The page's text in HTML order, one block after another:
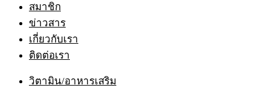
สมาชิก
ข่าวสาร
เกี่ยวกับเรา
ติดต่อเรา
วิตามิน/อาหารเสริม